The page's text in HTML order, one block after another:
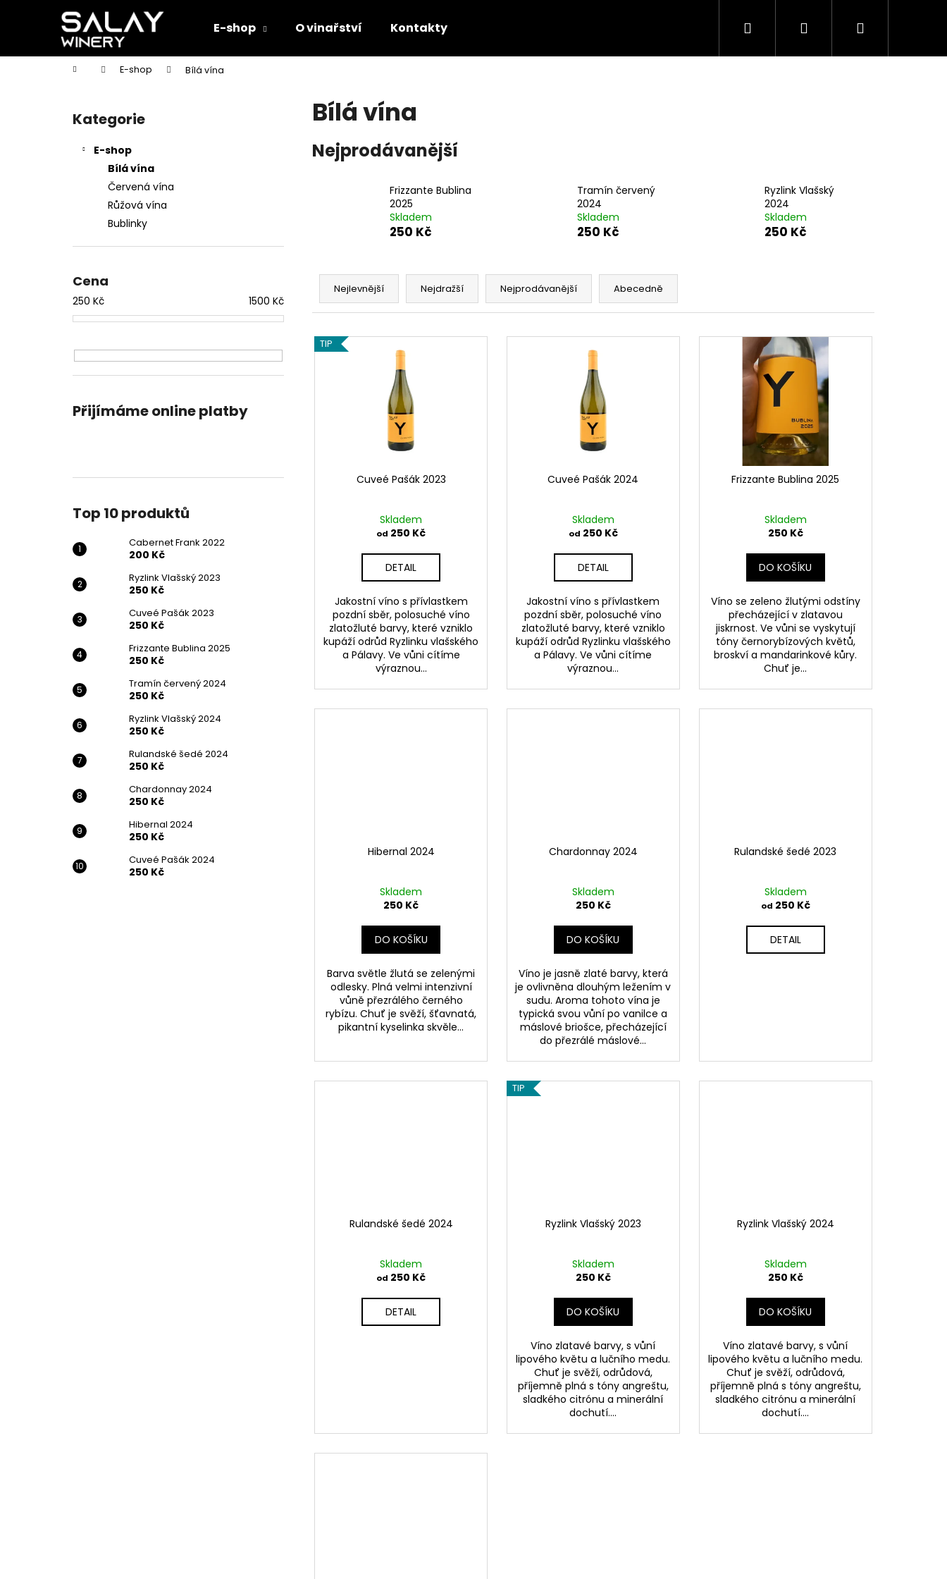
E-shop O vinařství Kontakty Hledat PřihlášeníNákupní
Domů E-shop Bílá vína
Přeskočit
kategorie
Kategorie
E-shop
Bílá vína
Červená vína
Růžová vína
Bublinky
Cena
250 Kč 1500 Kč
Přijímáme online platby
Top 10 produktů
Cabernet Frank 2022
200 Kč
Ryzlink Vlašský 2023
250 Kč
Cuveé Pašák 2023
250 Kč
Frizzante Bublina 2025
250 Kč
Tramín červený 2024
250 Kč
Ryzlink Vlašský 2024
250 Kč
Rulandské šedé 2024
250 Kč
Chardonnay 2024
250 Kč
Hibernal 2024
250 Kč
Cuveé Pašák 2024
250 Kč
Bílá vína
Nejprodávanější
Frizzante Bublina
2025
Skladem
250 Kč
Tramín červený
2024
Skladem
250 Kč
Ryzlink Vlašský
2024
Skladem
250 Kč
Ř
z
n
Nejlevnější Nejdražší Nejprodávanější Abecedně
V
ýTIP
Cuveé Pašák 2023
Skladem
od 250 Kč
DETAIL
Jakostní víno s přívlastkem
pozdní sběr, polosuché víno
zlatožluté barvy, které vzniklo
kupáží odrůd Ryzlinku vlašského
a Pálavy. Ve vůni cítíme
výraznou...
Cuveé Pašák 2024
Skladem
od 250 Kč
DETAIL
Jakostní víno s přívlastkem
pozdní sběr, polosuché víno
zlatožluté barvy, které vzniklo
kupáží odrůd Ryzlinku vlašského
a Pálavy. Ve vůni cítíme
výraznou...
Frizzante Bublina 2025
Skladem
250 Kč
DO KOŠÍKU
Víno se zeleno žlutými odstíny
přecházející v zlatavou
jiskrnost. Ve vůni se vyskytují
tóny černorybízových květů,
broskví a mandarinkové kůry.
Chuť je...
Hibernal 2024
Skladem
250 Kč
DO KOŠÍKU
Barva světle žlutá se zelenými
odlesky. Plná velmi intenzivní
vůně přezrálého černého
rybízu. Chuť je svěží, šťavnatá,
pikantní kyselinka skvěle...
Chardonnay 2024
Skladem
250 Kč
DO KOŠÍKU
Víno je jasně zlaté barvy, která
je ovlivněna dlouhým ležením v
sudu. Aroma tohoto vína je
typická svou vůní po vanilce a
máslové briošce, přecházející
do přezrálé máslové...
Rulandské šedé 2023
Skladem
od 250 Kč
DETAIL
Rulandské šedé 2024
Skladem
od 250 Kč
DETAIL
TIP
Ryzlink Vlašský 2023
Skladem
250 Kč
DO KOŠÍKU
Víno zlatavé barvy, s vůní
lipového květu a lučního medu.
Chuť je svěží, odrůdová,
příjemně plná s tóny angreštu,
sladkého citrónu a minerální
dochutí....
Ryzlink Vlašský 2024
Skladem
250 Kč
DO KOŠÍKU
Víno zlatavé barvy, s vůní
lipového květu a lučního medu.
Chuť je svěží, odrůdová,
příjemně plná s tóny angreštu,
sladkého citrónu a minerální
dochutí....
í
Zpět
do
Zpět
do
Doporučujeme
CABERNET FRANK 2022
250 Kč
250 Kč